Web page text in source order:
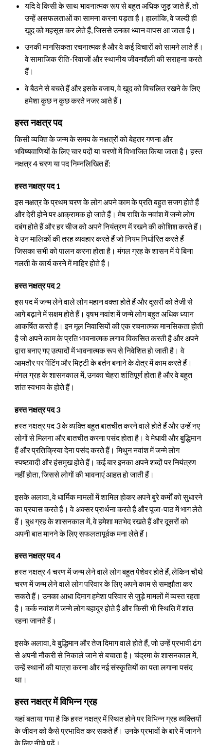
यदि वे किसी के साथ भावनात्मक रूप से बहुत अधिक जुड़ जाते हैं, तो
उन्हें असफलताओं का सामना करना पड़ता है। हालांकि, वे जल्दी ही
खुद को महसूस कर लेते हैं, जिससे उनका ध्यान वापस आ जाता है।
उनकी मानसिकता रचनात्मक है और वे कई विचारों को सामने लाते हैं।
वे सामाजिक रीति-रिवाजों और स्थानीय जीवनशैली की सराहना करते
हैं।
वे बैठने से बचते हैं और इसके बजाय, वे खुद को विचलित रखने के लिए
हमेशा कुछ न कुछ करते नजर आते हैं।
हस्त नक्षत्र पद
किसी व्यक्ति के जन्म के समय के नक्षत्रों को बेहतर गणना और
भविष्यवाणियों के लिए चार पदों या चरणों में विभाजित किया जाता है। हस्त
नक्षत्र 4 चरण या पद निम्नलिखित हैं:
हस्त नक्षत्र पद 1
इस नक्षत्र के प्रथम चरण के लोग अपने काम के प्रति बहुत सजग होते हैं
और देरी होने पर आक्रामक हो जाते हैं। मेष राशि के नवांश में जन्मे लोग
दबंग होते हैं और हर चीज को अपने नियंत्रण में रखने की कोशिश करते हैं।
वे उन मालिकों की तरह व्यवहार करते हैं जो नियम निर्धारित करते हैं
जिसका सभी को पालन करना होता है। मंगल ग्रह के शासन में ये बिना
गलती के कार्य करने में माहिर होते हैं।
हस्त नक्षत्र पद 2
इस पद में जन्म लेने वाले लोग महान वक्ता होते हैं और दूसरों को तेजी से
आगे बढ़ाने में सक्षम होते हैं। वृषभ नवांश में जन्मे लोग बहुत अधिक ध्यान
आकर्षित करते हैं। इन मूल निवासियों की एक रचनात्मक मानसिकता होती
है जो अपने काम के प्रति भावनात्मक लगाव विकसित करती है और अपने
द्वारा बनाए गए उत्पादों में भावनात्मक रूप से निवेशित हो जाती है। वे
आमतौर पर पेंटिंग और मिट्टी के बर्तन बनाने के क्षेत्र में काम करते हैं।
मंगल ग्रह के शासनकाल में, उनका चेहरा शांतिपूर्ण होता है और वे बहुत
शांत स्वभाव के होते हैं।
हस्त नक्षत्र पद 3
हस्त नक्षत्र पद 3 के व्यक्ति बहुत बातचीत करने वाले होते हैं और उन्हें नए
लोगों से मिलना और बातचीत करना पसंद होता है। वे मेधावी और बुद्धिमान
हैं और प्रतिक्रिया देना पसंद करते हैं। मिथुन नवांश में जन्मे लोग
स्पष्टवादी और हंसमुख होते हैं। कई बार इनका अपने शब्दों पर नियंत्रण
नहीं होता, जिससे लोगों की भावनाएं आहत हो जाती हैं।
इसके अलावा, वे धार्मिक मामलों में शामिल होकर अपने बुरे कर्मों को सुधारने
का प्रयास करते हैं। वे अक्सर प्रार्थना करते हैं और पूजा-पाठ में भाग लेते
हैं। बुध ग्रह के शासनकाल में, वे हमेशा मतभेद रखते हैं और दूसरों को
अपनी बात मानने के लिए सफलतापूर्वक मना लेते हैं।
हस्त नक्षत्र पद 4
हस्त नक्षत्र 4 चरण में जन्म लेने वाले लोग बहुत पेशेवर होते हैं, लेकिन चौथे
चरण में जन्म लेने वाले लोग परिवार के लिए अपने काम से समझौता कर
सकते हैं। उनका आधा दिमाग हमेशा परिवार से जुड़े मामलों में व्यस्त रहता
है। कर्क नवांश में जन्मे लोग बहादुर होते हैं और किसी भी स्थिति में शांत
रहना जानते हैं।
इसके अलावा, वे बुद्धिमान और तेज दिमाग वाले होते हैं, जो उन्हें प्रभावी ढंग
से अपनी नौकरी से निकाले जाने से बचाता है। चंद्रमा के शासनकाल में,
उन्हें स्थानों की यात्रा करना और नई संस्कृतियों का पता लगाना पसंद
था।
हस्त नक्षत्र में विभिन्न ग्रह
यहां बताया गया है कि हस्त नक्षत्र में स्थित होने पर विभिन्न ग्रह व्यक्तियों
के जीवन को कैसे प्रभावित कर सकते हैं। उनके प्रभावों के बारे में जानने
के लिए नीचे पढ़ें।